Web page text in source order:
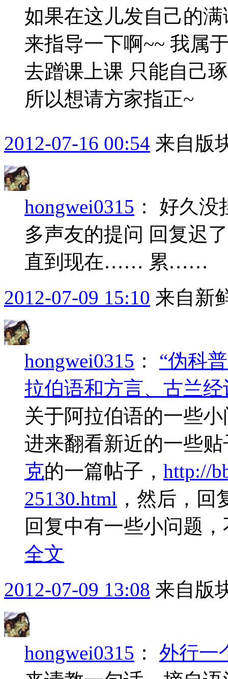
如果在这儿发自己的
来指导一下啊~~ 我属
去蹭课上课 只能自己
所以想请方家指正~
2012-07-16 00:54 来自版
hongwei0315 ： 好久没
多声友的提问 回复迟
直到现在…… 累……
2012-07-09 15:10 来自新
hongwei0315 ： “伪科
拉伯语和方言、古兰
关于阿拉伯语的一些
进来翻看新近的一些
克的一篇帖子， http://
25130.html ，然后，
回复中有一些小问题
全文
2012-07-09 13:08 来自版
hongwei0315 ： 外行一